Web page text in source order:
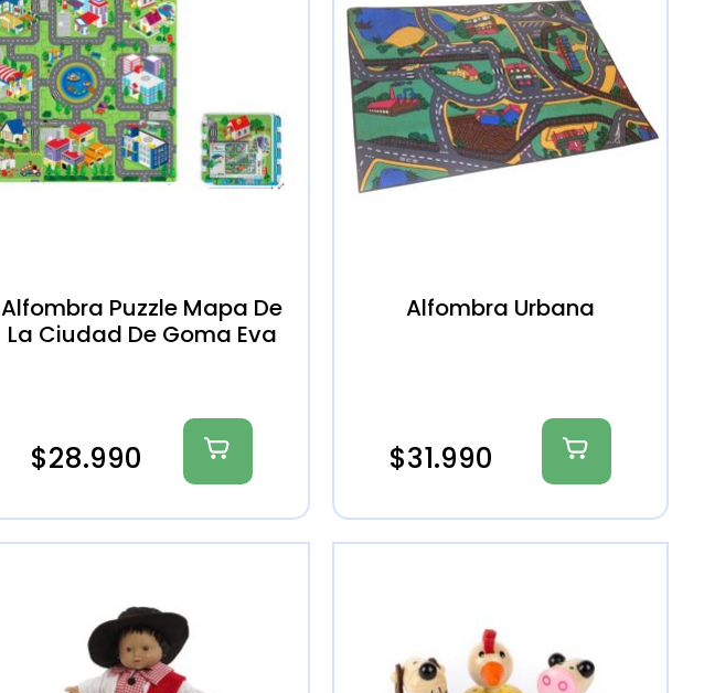
Alfombra Puzzle Mapa De
La Ciudad De Goma Eva
$28.990
Alfombra Urbana
$31.990